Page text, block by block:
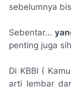
sebelumnya
Sebentar...
penting juga
Di KBBI (
arti lembar